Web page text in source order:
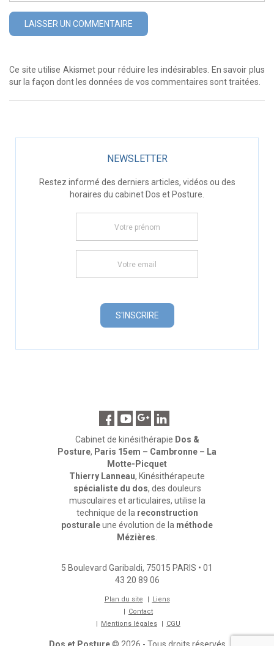
Ce site utilise Akismet pour réduire les indésirables.
En savoir plus
sur la façon dont les données de vos commentaires sont traitées
NEWSLETTER
Restez informé des derniers articles, vidéos ou des
horaires du cabinet Dos et Posture.
Cabinet de kinésithérapie Dos &
Posture, Paris 15em – Cambronne – La
Motte-Picquet
Thierry Lanneau, Kinésithérapeute
spécialiste du dos, des douleurs
musculaires et articulaires, utilise la
technique de la reconstruction
posturaleune évolution de la méthode
Mézières
5 Boulevard Garibaldi, 75015 PARIS • 01
43 20 89 06
Plan du site
Liens
Contact
Mentions légales
CGU